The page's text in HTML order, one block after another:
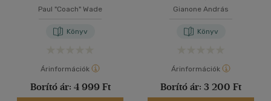
Paul "Coach" Wade
Könyv
Árinformációk
Borító ár: 4 999 Ft
1947
Gianone András
Könyv
Árinformációk
Borító ár: 3 200 Ft